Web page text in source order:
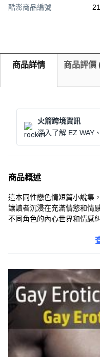
酷澎商品編號
商品詳情 商品評價
火箭跨境資訊
深入了解 EZ WAY
商品概述
這本同性戀色情短篇小說集
讓讀者沉浸在充滿情慾和情
不同角色的內心世界和情感
閱讀需求。透過閱讀這些故